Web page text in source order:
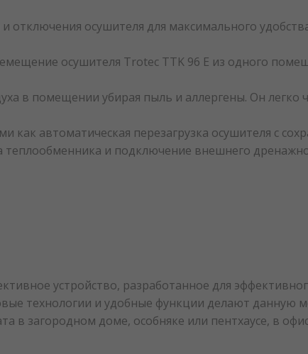
отключения осушителя для максимального
осушителя Тrotec TTK 96 E из одного
в помещении убирая пыль и аллергены. Он легко
автоматическая перезагрузка осушителя с
теплообменника и подключение внешнего
устройство, разработанное для
технологии и удобные функции делают
в загородном доме, особняке или пентхаусе, в